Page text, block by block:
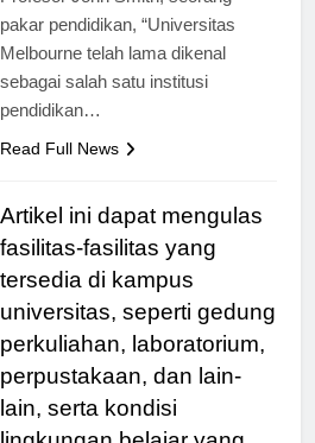
Profesor John Smith, seorang
pakar pendidikan, “Universitas
Melbourne telah lama dikenal
sebagai salah satu institusi
Artikel ini dapat mengulas
fasilitas-fasilitas yang
tersedia di kampus
universitas, seperti gedung
perkuliahan, laboratorium,
perpustakaan, dan lain-
lain, serta kondisi